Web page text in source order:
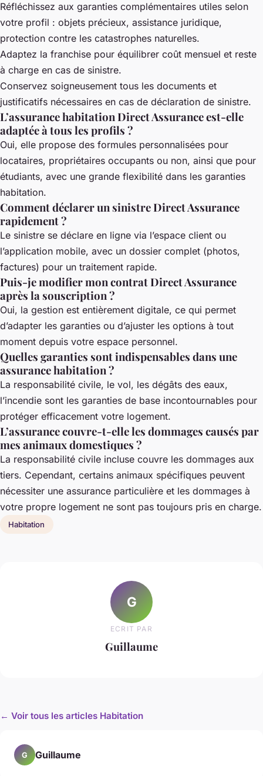
Réfléchissez aux garanties complémentaires utiles selon
votre profil : objets précieux, assistance juridique,
protection contre les catastrophes naturelles.
Adaptez la franchise pour équilibrer coût mensuel et reste
à charge en cas de sinistre.
Conservez soigneusement tous les documents et
justificatifs nécessaires en cas de déclaration de sinistre.
L’assurance habitation Direct Assurance est-elle
adaptée à tous les profils ?
Oui, elle propose des formules personnalisées pour
locataires, propriétaires occupants ou non, ainsi que pour
étudiants, avec une grande flexibilité dans les garanties
habitation.
Comment déclarer un sinistre Direct Assurance
rapidement ?
Le sinistre se déclare en ligne via l’espace client ou
l’application mobile, avec un dossier complet (photos,
factures) pour un traitement rapide.
Puis-je modifier mon contrat Direct Assurance
après la souscription ?
Oui, la gestion est entièrement digitale, ce qui permet
d’adapter les garanties ou d’ajuster les options à tout
moment depuis votre espace personnel.
Quelles garanties sont indispensables dans une
assurance habitation ?
La responsabilité civile, le vol, les dégâts des eaux,
l’incendie sont les garanties de base incontournables pour
protéger efficacement votre logement.
L’assurance couvre-t-elle les dommages causés par
mes animaux domestiques ?
La responsabilité civile incluse couvre les dommages aux
tiers. Cependant, certains animaux spécifiques peuvent
nécessiter une assurance particulière et les dommages à
votre propre logement ne sont pas toujours pris en charge.
Habitation
G
ECRIT PAR
Guillaume
← Voir tous les articles Habitation
G Guillaume